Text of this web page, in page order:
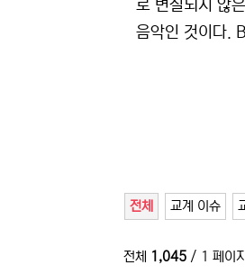
로 변질되지 않
음악인 것이다.
전체 교계 이슈
전체 1,045 / 1 페이